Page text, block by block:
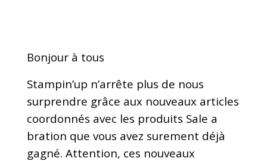
Bonjour à tous
Stampin’up n’arrête plus de nous
surprendre grâce aux nouveaux articles
coordonnés avec les produits Sale a
bration que vous avez surement déjà
gagné. Attention, ces nouveaux